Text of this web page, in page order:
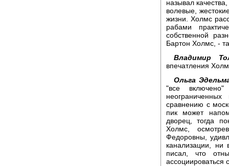
называл
волевые,
жизни. Холмс
рабами
собственной
Бартон Холмс, -
Владимир
впечатления
Ольга
"все
сравнению с
пик может
дворец, тогда
Холмс,
Федоровны,
канализации,
писал, что